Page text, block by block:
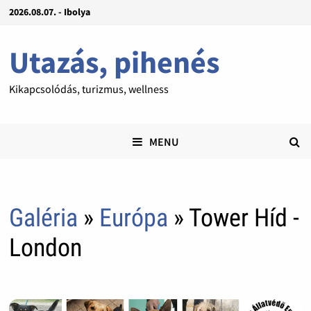
2026.08.07. - Ibolya
Utazás, pihenés
Kikapcsolódás, turizmus, wellness
MENU
Galéria » Európa » Tower Híd -
London